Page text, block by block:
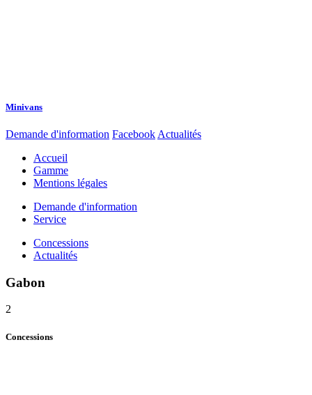
Minivans
Demande d'information Facebook Actualités
Accueil
Gamme
Mentions légales
Demande d'information
Service
Concessions
Actualités
Gabon
2
Concessions